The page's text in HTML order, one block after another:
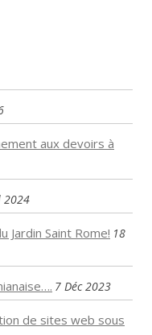
aux devoirs à
2024
Jardin Saint Rome! 18
7 Déc 2023
de sites web sous